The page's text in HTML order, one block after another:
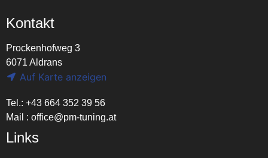
Kontakt
Prockenhofweg 3
6071 Aldrans
Auf Karte anzeigen
Tel.: +43 664 352 39 56
Mail : office@pm-tuning.at
Links